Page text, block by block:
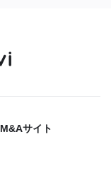
M&Aサイト